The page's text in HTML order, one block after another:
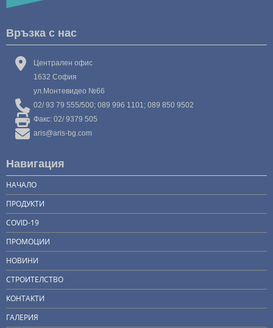
Връзка с нас
Централен офис
1632 София
ул.Монтевидео №66
02/ 93 79 555/500; 089 996 1101; 089 850 9502
Факс: 02/ 9379 505
aris@aris-bg.com
Навигация
НАЧАЛО
ПРОДУКТИ
COVID-19
ПРОМОЦИИ
НОВИНИ
СТРОИТЕЛСТВО
КОНТАКТИ
ГАЛЕРИЯ